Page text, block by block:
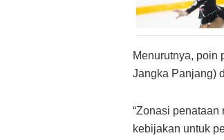
Menurutnya, poin
Jangka Panjang)
“Zonasi
kebijakan untuk